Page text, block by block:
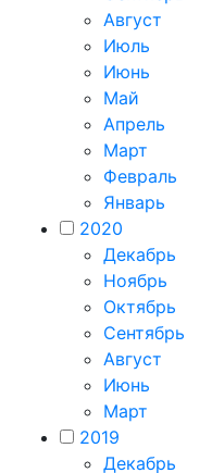
Август
Июль
Июнь
Май
Апрель
Март
Февраль
Январь
2020
Декабрь
Ноябрь
Октябрь
Сентябрь
Август
Июнь
Март
2019
Декабрь